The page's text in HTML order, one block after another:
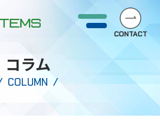
CONTACT
コラム
COLUMN